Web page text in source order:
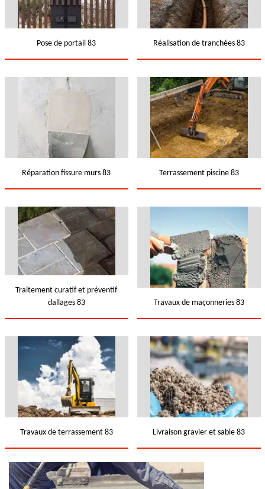
Pose de portail 83 Réalisation de tranchées 83
Réparation fissure murs 83 Terrassement piscine 83
Traitement curatif et préventif
dallages 83
Travaux de maçonneries 83
Travaux de terrassement 83 Livraison gravier et sable 83